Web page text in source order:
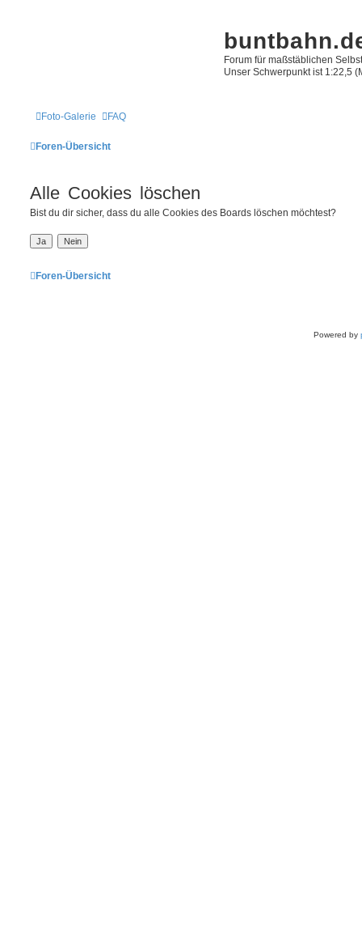
Forum für maßstäblichen
Unser Schwerpunkt ist 1:22,5
Foto-Galerie FAQ
Foren-Übersicht
Alle Cookies löschen
Bist du dir sicher, dass du alle Cookies des Boards löschen möchtest?
Foren-Übersicht
Powered by